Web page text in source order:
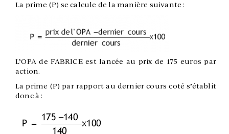
La prime (P) se calcule de la manière suivante :
L’OPA de FABRICE est lancée au prix de 175 euros par
action.
La prime (P) par rapport au dernier cours coté s’établit
donc à :